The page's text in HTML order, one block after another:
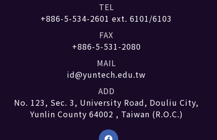
TEL
+886-5-534-2601 ext. 6101/6103
FAX
+886-5-531-2080
MAIL
id@yuntech.edu.tw
ADD
No. 123, Sec. 3, University Road, Douliu City,
Yunlin County 64002 , Taiwan (R.O.C.)